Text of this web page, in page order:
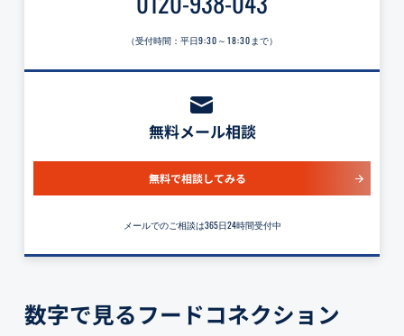
（受付時間：平日9:30～18:30 まで）
無料メール相談
無料で相談してみる
メールでのご相談は365日24時間受付中
数字で見るフードコネクション